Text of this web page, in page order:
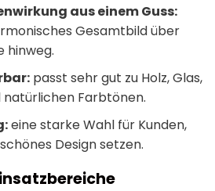
aus einem Guss:
Gesamtbild über
hinweg.
passt sehr gut zu Holz, Glas,
Farbtönen.
eine starke Wahl für Kunden,
Design setzen.